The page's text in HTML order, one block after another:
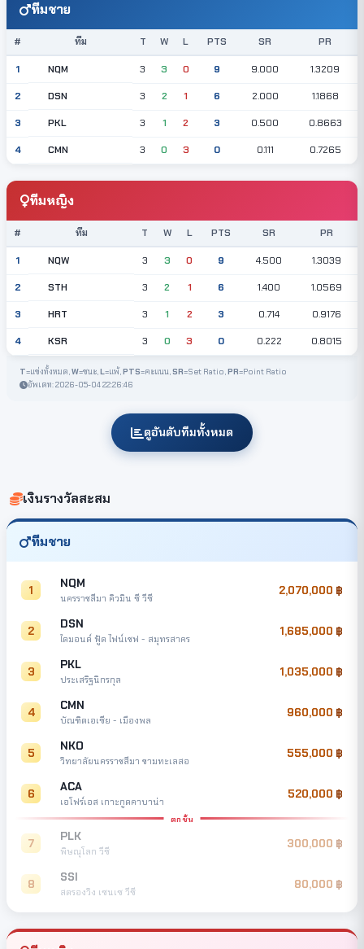
ทีมชาย
# ทีม T W L PTS SR PR
1 NQM 3 3 0 9 9.000 1.3209
2 DSN 3 2 1 6 2.000 1.1868
3 PKL 3 1 2 3 0.500 0.8663
4 CMN 3 0 3 0 0.111 0.7265
ทีมหญิง
# ทีม T W L PTS SR PR
1 NQW 3 3 0 9 4.500 1.3039
2 STH 3 2 1 6 1.400 1.0569
3 HRT 3 1 2 3 0.714 0.9176
4 KSR 3 0 3 0 0.222 0.8015
T=แข่งทั้งหมด,W=ชนะ,L=แพ้,PTS=คะแนน,SR=Set Ratio,PR=Point Ratio
อัพเดท: 2026-05-04 22:26:46
ดูอันดับทีมทั้งหมด
เงินรางวัลสะสม
ทีมชาย
1 NQM
นครราชสีมา คิวมิน ซี วีซี
2,070,000
2 DSN
ไดมอนด์ ฟู้ด ไฟน์เชฟ - สมุทรสาคร
1,685,000
3 PKL
ประเสริฐนิกรกุล
1,035,000
4 CMN
บัณฑิตเอเซีย - เมืองพล
960,000
5 NKO
วิทยาลัยนครราชสีมา ขามทะเลสอ
555,000
6 ACA
เอโฟร์เอส เกาะกูดคาบาน่า
520,000
ตกชั้น
7 PLK
พิษณุโลก วีซี
300,000
8 SSI
สตรองวิง เซนเซ วีซี
80,000